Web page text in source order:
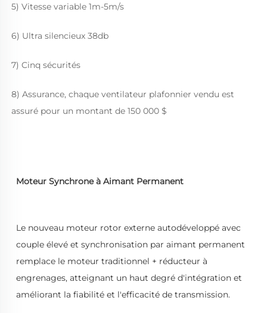
5) Vitesse variable 1m-5m/s
6) Ultra silencieux 38db
7) Cinq sécurités
8) Assurance, chaque ventilateur plafonnier vendu est
assuré pour un montant de 150 000 $
Moteur Synchrone à Aimant Permanent
Le nouveau moteur rotor externe autodéveloppé avec
couple élevé et synchronisation par aimant permanent
remplace le moteur traditionnel + réducteur à
engrenages, atteignant un haut degré d'intégration et
améliorant la fiabilité et l'efficacité de transmission.